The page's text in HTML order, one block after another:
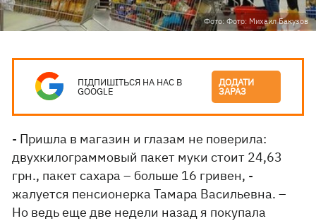
Фото: Фото: Михаил Бакузов
ПІДПИШІТЬСЯ НА НАС В
GOOGLE
ДОДАТИ
ЗАРАЗ
- Пришла в магазин и глазам не поверила:
двухкилограммовый пакет муки стоит 24,63
грн., пакет сахара – больше 16 гривен, -
жалуется пенсионерка Тамара Васильевна. –
Но ведь еще две недели назад я покупала